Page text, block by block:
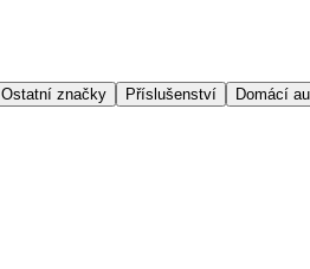
Ostatní značky Příslušenství Domácí